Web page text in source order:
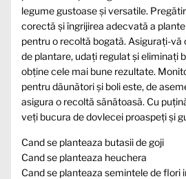
legume gustoase și versatile.
corectă și îngrijirea adecvată a
pentru o recoltă bogată. Asigurați-
de plantare, udați regulat și eliminați
obține cele mai bune rezultate.
pentru dăunători și boli este, de
asigura o recoltă sănătoasă. Cu
veți bucura de dovlecei proaspeți și
Cand se planteaza butasii de goji
Cand se planteaza heuchera
Cand se planteaza semintele de flori